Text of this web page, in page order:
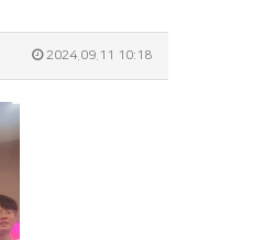
2024.09.11 10:18